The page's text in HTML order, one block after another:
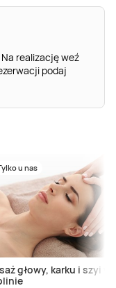
realizację weź
podaj
u nas
głowy, karku i szyi w